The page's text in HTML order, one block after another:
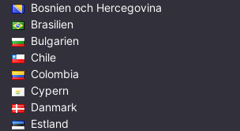
Bosnien och Hercegovina
Brasilien
Bulgarien
Chile
Colombia
Cypern
Danmark
Estland